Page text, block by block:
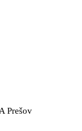
Prešov